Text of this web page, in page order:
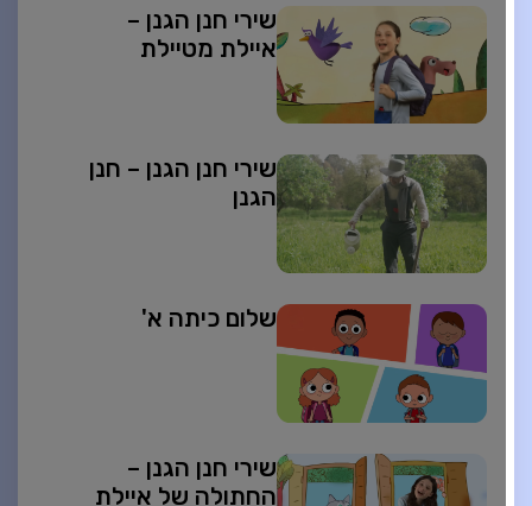
שירי חנן הגנן –
איילת מטיילת
שירי חנן הגנן – חנן
הגנן
שלום כיתה א'
שירי חנן הגנן –
החתולה של איילת